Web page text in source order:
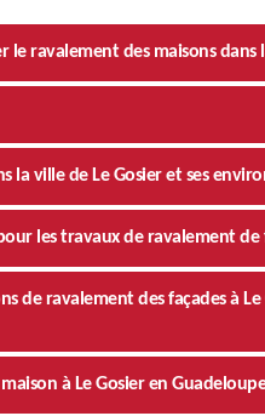
ravalement des maisons dans
la ville de Le Gosier et ses
les travaux de ravalement de
de ravalement des façades à Le
à Le Gosier en